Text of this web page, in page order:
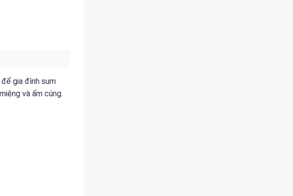
gia đình sum
và ấm cúng.